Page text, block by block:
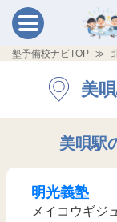
塾予備校ナビTOP
美
美唄駅
明光義塾
メイコウギジ